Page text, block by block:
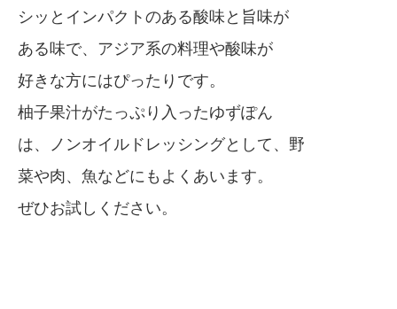
シッとインパクトのある酸味と旨味が
ある味で、アジア系の料理や酸味が
好きな方にはぴったりです。
柚子果汁がたっぷり入ったゆずぽん
は、ノンオイルドレッシングとして、野
菜や肉、魚などにもよくあいます。
ぜひお試しください。